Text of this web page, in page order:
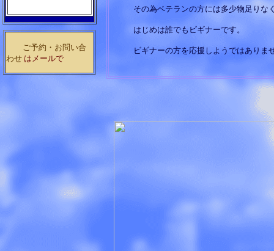
ご予約・お問い合
わせ はメールで
その為ベテランの方には多少物足りなく
はじめは誰でもビギナーです。
ビギナーの方を応援しようではありま